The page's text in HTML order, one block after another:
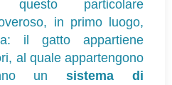
questo particolare
in primo luogo,
il gatto appartiene
al quale appartengono
unsistema di